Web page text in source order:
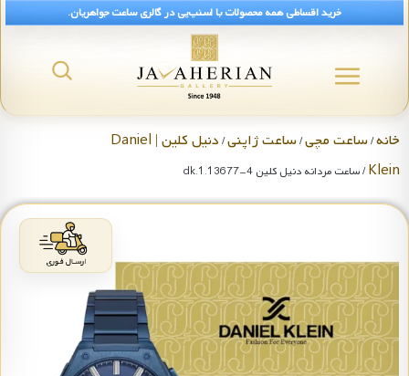
خرید اقساطی همه محصولات با اسنپ‌پی در گالری ساعت جواهریان.
خانه/ساعت مچی/ساعت ژاپنی/
دنیل کلین | Daniel
Klein/ ساعت مردانه دنیل کلین dk.1.13677-4